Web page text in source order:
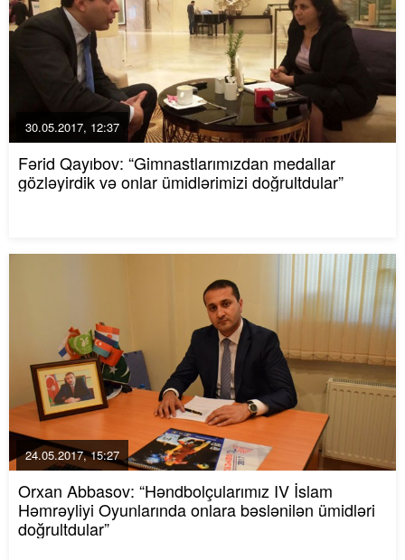
30.05.2017, 12:37
Fərid Qayıbov: “Gimnastlarımızdan medallar
gözləyirdik və onlar ümidlərimizi doğrultdular”
24.05.2017, 15:27
Orxan Abbasov: “Həndbolçularımız IV İslam
Həmrəyliyi Oyunlarında onlara bəslənilən ümidləri
doğrultdular”